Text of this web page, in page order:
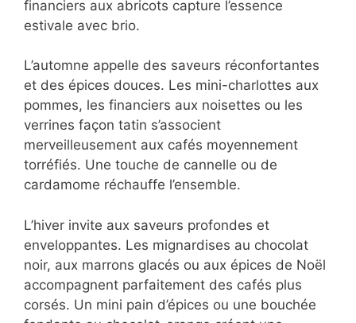
s’accompagnent idéalement de cafés aux
vert ou un macaron à la rose incarnent
parfaitement cette saison du renouveau.
En été, misez sur les fruits gorgés de soleil et
les textures rafraîchissantes. Un café glacé
accompagné de mini-tartelettes aux fruits
rouges, de verrines mangue-passion ou de
estivale avec brio.
L’automne appelle des saveurs réconfortantes
et des épices douces. Les mini-charlottes aux
pommes, les financiers aux noisettes ou les
verrines façon tatin s’associent